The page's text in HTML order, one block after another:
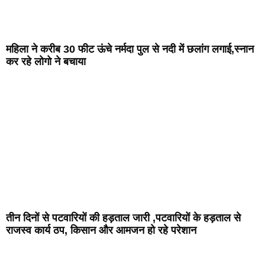
महिला ने करीब 30 फीट ऊंचे नर्मदा पुल से नदी में छलांग लगाई,स्नान
कर रहे लोगो ने बचाया
तीन दिनों से पटवारियों की हड़ताल जारी ,पटवारियों के हड़ताल से
राजस्व कार्य ठप, किसान और आमजन हो रहे परेशान